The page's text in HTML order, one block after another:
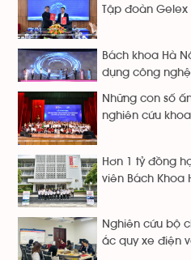
Tập đoàn Gelex
Bách khoa Hà
dụng công
Những con số
nghiên cứu
Hơn 1 tỷ đồng
viên Bách Khoa
Nghiên cứu bộ
ắc quy xe điện